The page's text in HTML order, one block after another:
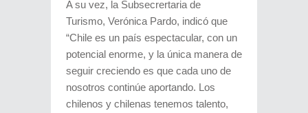
A su vez, la Subsecrertaria de
Turismo, Verónica Pardo, indicó que
“Chile es un país espectacular, con un
potencial enorme, y la única manera de
seguir creciendo es que cada uno de
nosotros continúe aportando. Los
chilenos y chilenas tenemos talento,